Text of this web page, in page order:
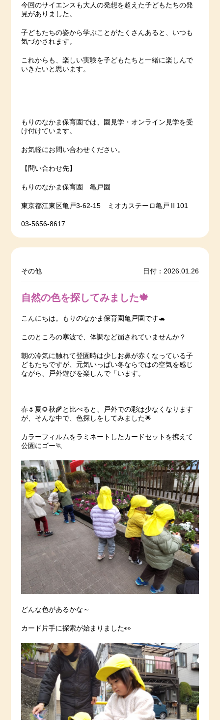
今回のサイエンスも大人の発想を超えた子どもたちの発
見がありました。
子どもたちの姿から学ぶことがたくさんあると、いつも
気づかされます。
これからも、楽しい実験を子どもたちと一緒に楽しんで
いきたいと思います。
もりのなかま保育園では、園見学・オンライン見学を受
け付けています。
お気軽にお問い合わせください。
【問い合わせ先】
もりのなかま保育園 亀戸園
東京都江東区亀戸3-62-15 ミオカステーロ亀戸Ⅱ101
03-5656-8617
その他 日付：2026.01.26
自然の色を探してみました🍁
こんにちは。もりのなかま保育園亀戸園です🐢
このところの寒波で、体調など崩されていませんか？
朝の冷気に触れて登園時は少しお鼻が赤くなっている子
どもたちですが、元気いっぱい冬ならではの空気を感じ
ながら、戸外遊びを楽しんで「います。
春🌷夏🌻秋🌾と比べると、戸外での彩は少なくなります
が、そんな中で、色探しをしてみました🌟
カラーフィルムをラミネートしたカードセットを携えて
公園にゴー🏃
どんな色があるかな～
カード片手に探索が始まりました👀